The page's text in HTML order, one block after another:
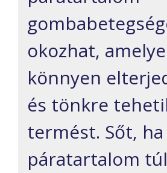
okozhat,
könnyen
és tönkre
termést. Sőt, ha
páratartalom